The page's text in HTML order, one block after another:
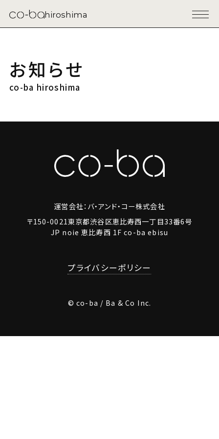
hiroshima
お知らせ
co-ba hiroshima
運営会社：バ・アンド・コー株式会社
〒150-0021東京都渋谷区恵比寿西一丁目33番6号
JP noie 恵比寿西 1F co-ba ebisu
プライバシーポリシー
© co-ba / Ba & Co Inc.